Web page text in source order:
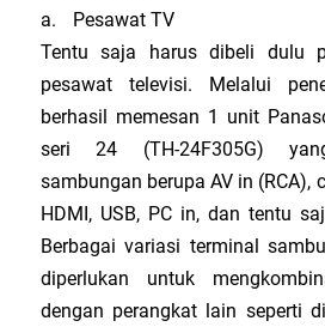
a.
Pesawat TV
Tentu saja harus dibeli dulu
pesawat televisi. Melalui
berhasil memesan 1 unit
seri 24 (TH-24F305G)
sambungan berupa AV in (RCA),
HDMI, USB, PC in, dan tentu
Berbagai variasi terminal
diperlukan untuk
dengan perangkat lain seperti